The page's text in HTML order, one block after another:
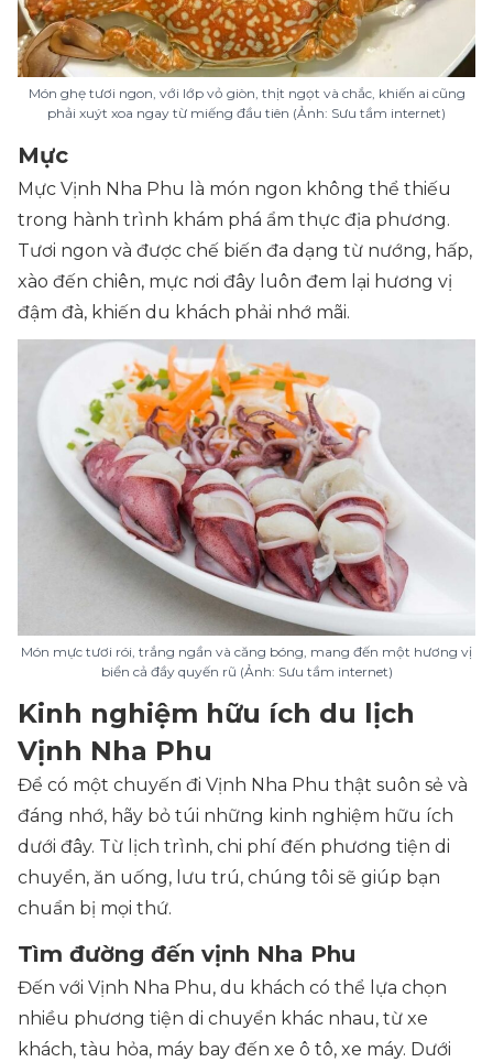
Món ghẹ tươi ngon, với lớp vỏ giòn, thịt ngọt và chắc, khiến ai cũng
phải xuýt xoa ngay từ miếng đầu tiên (Ảnh: Sưu tầm internet)
Mực
Mực Vịnh Nha Phu là món ngon không thể thiếu
trong hành trình khám phá ẩm thực địa phương.
Tươi ngon và được chế biến đa dạng từ nướng, hấp,
xào đến chiên, mực nơi đây luôn đem lại hương vị
đậm đà, khiến du khách phải nhớ mãi.
Món mực tươi rói, trắng ngần và căng bóng, mang đến một hương vị
biển cả đầy quyến rũ (Ảnh: Sưu tầm internet)
Kinh nghiệm hữu ích du lịch
Vịnh Nha Phu
Để có một chuyến đi Vịnh Nha Phu thật suôn sẻ và
đáng nhớ, hãy bỏ túi những kinh nghiệm hữu ích
dưới đây. Từ lịch trình, chi phí đến phương tiện di
chuyển, ăn uống, lưu trú, chúng tôi sẽ giúp bạn
chuẩn bị mọi thứ.
Tìm đường đến vịnh Nha Phu
Đến với Vịnh Nha Phu, du khách có thể lựa chọn
nhiều phương tiện di chuyển khác nhau, từ xe
khách, tàu hỏa, máy bay đến xe ô tô, xe máy. Dưới